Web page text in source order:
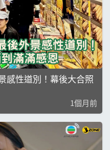
感性道別！幕後大合照
1個月前